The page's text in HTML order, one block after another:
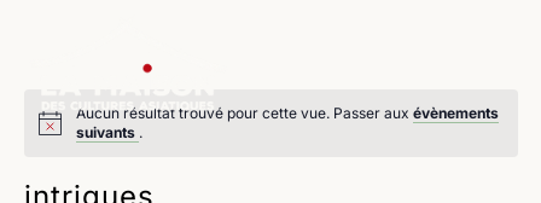
Aucun résultat trouvé pour cette vue. Passer aux évènements
suivants .